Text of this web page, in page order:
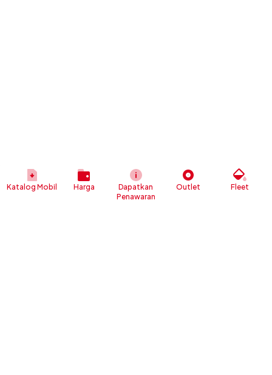
Katalog Mobil Harga
Dapatkan
Penawaran
Outlet Fleet